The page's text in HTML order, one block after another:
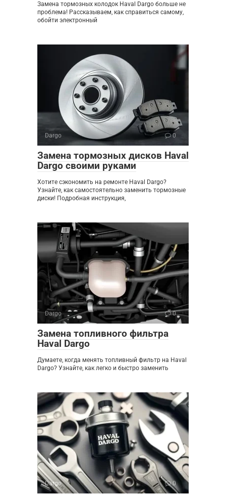
Замена тормозных колодок Haval Dargo больше не
проблема! Рассказываем, как справиться самому,
обойти электронный
Dargo 0
Замена тормозных дисков Haval
Dargo своими руками
Хотите сэкономить на ремонте Haval Dargo?
Узнайте, как самостоятельно заменить тормозные
диски! Подробная инструкция,
Dargo 0
Замена топливного фильтра
Haval Dargo
Думаете, когда менять топливный фильтр на Haval
Dargo? Узнайте, как легко и быстро заменить
Dargo 0